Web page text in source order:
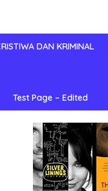
DAN KRIMINAL
Test Page – Edited